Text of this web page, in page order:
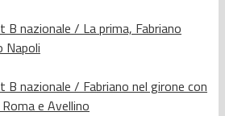
B nazionale / La prima, Fabriano
Napoli
B nazionale / Fabriano nel girone con
e Avellino